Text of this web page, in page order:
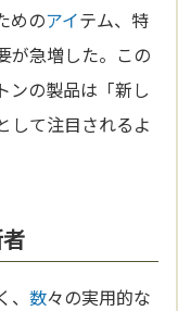
めのアイテム、特
が急増した。この
ンの製品は「新し
して注目されるよ
、数々の実用的な